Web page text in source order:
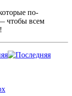
по-
чтобы всем